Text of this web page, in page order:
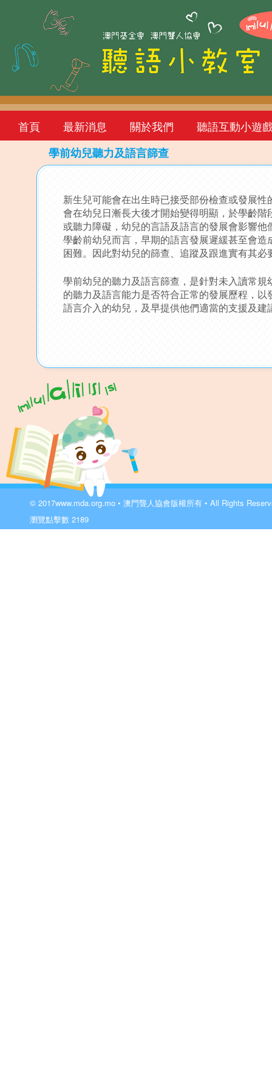
首頁 最新消息 關於我們
聽語互動小遊
學前幼兒聽力及語言篩查
to
top
新生兒可能會在出生時已接受部份檢查或發展
會在幼兒日漸長大後才開始變得明顯，於學齡階
或聽力障礙，幼兒的言語及語言的發展會影響他
學齡前幼兒而言，早期的語言發展遲緩甚至會造
困難。因此對幼兒的篩查、追蹤及跟進實有其必
學前幼兒的聽力及語言篩查，是針對未入讀常規
的聽力及語言能力是否符合正常的發展歷程，
語言介入的幼兒，及早提供他們適當的支援及建
© 2017www.mda.org.mo • 澳門聾人協會版權所有 • All Rights
瀏覽點擊數 2189